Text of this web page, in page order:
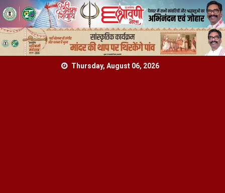
Thursday, August 06, 2026